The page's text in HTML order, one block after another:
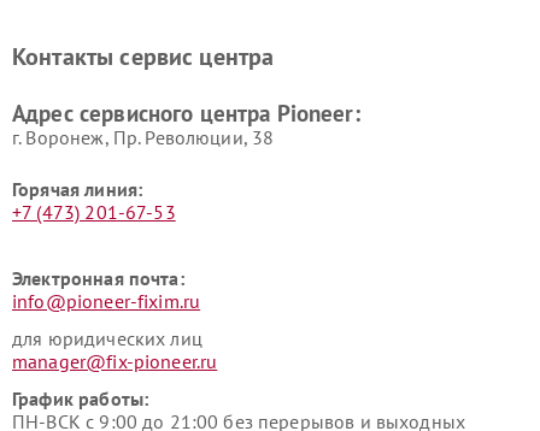
Контакты сервис центра
Адрес сервисного центра Pioneer:
г. Воронеж, Пр. Революции, 38
Горячая линия:
+7 (473) 201-67-53
Электронная почта:
info@pioneer-fixim.ru
для юридических лиц
manager@fix-pioneer.ru
График работы:
ПН-ВСК с 9:00 до 21:00 без перерывов и выходных